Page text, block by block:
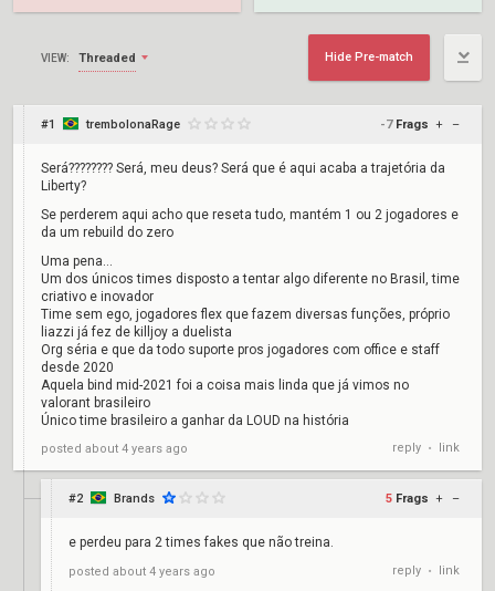
VIEW: Threaded Hide Pre-match
#1 trembolonaRage -7 Frags + –
Será???????? Será, meu deus? Será que é aqui acaba a trajetória da
Liberty?
Se perderem aqui acho que reseta tudo, mantém 1 ou 2 jogadores e
da um rebuild do zero
Uma pena...
Um dos únicos times disposto a tentar algo diferente no Brasil, time
criativo e inovador
Time sem ego, jogadores flex que fazem diversas funções, próprio
liazzi já fez de killjoy a duelista
Org séria e que da todo suporte pros jogadores com office e staff
desde 2020
Aquela bind mid-2021 foi a coisa mais linda que já vimos no
valorant brasileiro
Único time brasileiro a ganhar da LOUD na história
posted about 4 years ago reply • link
#2 Brands 5 Frags + –
e perdeu para 2 times fakes que não treina.
posted about 4 years ago reply • link